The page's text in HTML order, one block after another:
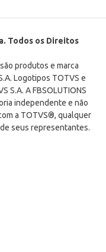
Todos os Direitos
produtos e marca
Logotipos TOTVS e
S.A. A FBSOLUTIONS
independente e não
a TOTVS®, qualquer
seus representantes.